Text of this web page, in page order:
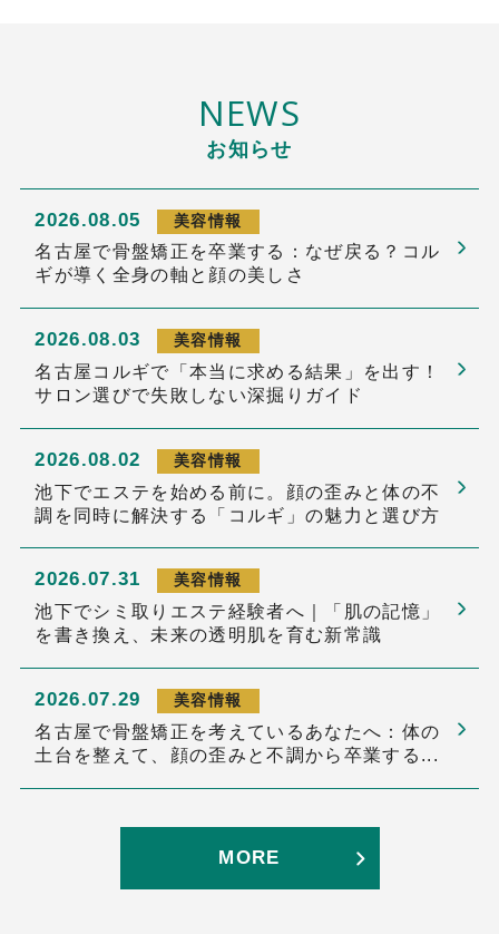
NEWS
お知らせ
2026.08.05 美容情報
名古屋で骨盤矯正を卒業する：なぜ戻る？コル
ギが導く全身の軸と顔の美しさ
2026.08.03 美容情報
名古屋コルギで「本当に求める結果」を出す！
サロン選びで失敗しない深掘りガイド
2026.08.02 美容情報
池下でエステを始める前に。顔の歪みと体の不
調を同時に解決する「コルギ」の魅力と選び方
2026.07.31 美容情報
池下でシミ取りエステ経験者へ｜「肌の記憶」
を書き換え、未来の透明肌を育む新常識
2026.07.29 美容情報
名古屋で骨盤矯正を考えているあなたへ：体の
土台を整えて、顔の歪みと不調から卒業する...
MORE